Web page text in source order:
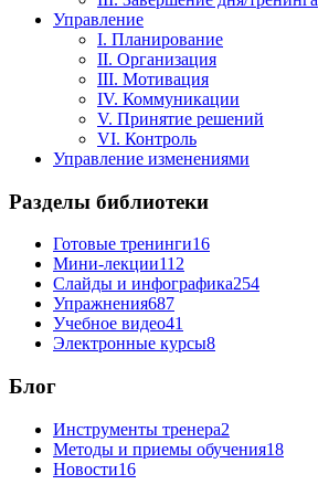
Управление
I. Планирование
II. Организация
III. Мотивация
IV. Коммуникации
V. Принятие решений
VI. Контроль
Управление изменениями
Разделы библиотеки
Готовые тренинги16
Мини-лекции112
Слайды и инфографика254
Упражнения687
Учебное видео41
Электронные курсы8
Блог
Инструменты тренера2
Методы и приемы обучения18
Новости16